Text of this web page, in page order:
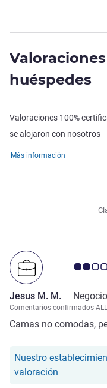
huéspedes
Valoraciones 100%
se alojaron con nosotros
Más información
Nota de
Jesus M. M.
Comentarios confirmados ALL
Camas no comodas,
Nuestro
valoración